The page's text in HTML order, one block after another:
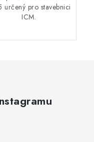
určený pro stavebnici
ICM.